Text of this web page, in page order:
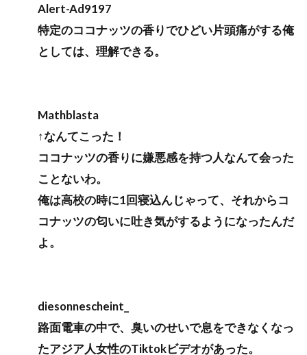
Alert-Ad9197
特定のココナッツの香りでひどい片頭痛がする俺
としては、理解できる。
Mathblasta
↑なんてこった！
ココナッツの香りに嫌悪感を持つ人なんて会った
ことないわ。
俺は高校の時に1回寝込んじゃって、それからコ
コナッツの匂いに吐き気がするようになったんだ
よ。
diesonnescheint_
路面電車の中で、臭いのせいで息をできなくなっ
たアジア人女性のTiktokビデオがあった。